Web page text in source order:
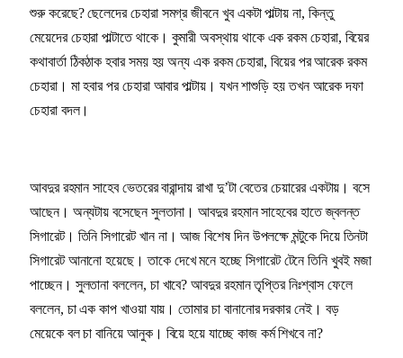
শুরু করেছে? ছেলেদের চেহারা সমগ্র জীবনে খুব একটা পাল্টায় না, কিন্তু
মেয়েদের চেহারা পাল্টাতে থাকে। কুমারী অবস্থায় থাকে এক রকম চেহারা, বিয়ের
কথাবার্তা ঠিকঠাক হবার সময় হয় অন্য এক রকম চেহারা, বিয়ের পর আরেক রকম
চেহারা। মা হবার পর চেহারা আবার পাল্টায়। যখন শাশুড়ি হয় তখন আরেক দফা
চেহারা বদল।
আবদুর রহমান সাহেব ভেতরের বারান্দায় রাখা দু’টা বেতের চেয়ারের একটায়। বসে
আছেন। অন্যটায় বসেছেন সুলতানা। আবদুর রহমান সাহেবের হাতে জ্বলন্ত
সিগারেট। তিনি সিগারেট খান না। আজ বিশেষ দিন উপলক্ষে মন্টুকে দিয়ে তিনটা
সিগারেট আনানো হয়েছে। তাকে দেখে মনে হচ্ছে সিগারেট টেনে তিনি খুবই মজা
পাচ্ছেন। সুলতানা বললেন, চা খাবে? আবদুর রহমান তৃপ্তির নিঃশ্বাস ফেলে
বললেন, চা এক কাপ খাওয়া যায়। তোমার চা বানানোর দরকার নেই। বড়
মেয়েকে বল চা বানিয়ে আনুক। বিয়ে হয়ে যাচ্ছে কাজ কর্ম শিখবে না?